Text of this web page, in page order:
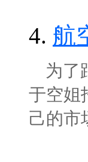
4. 航
为了
于空姐
己的市